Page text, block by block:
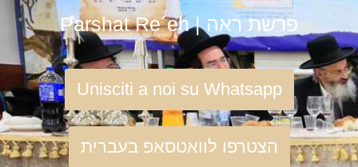
Parshat Re´eh | פרשת ראה
Unisciti a noi su Whatsapp
הצטרפו לוואטסאפ בעברית